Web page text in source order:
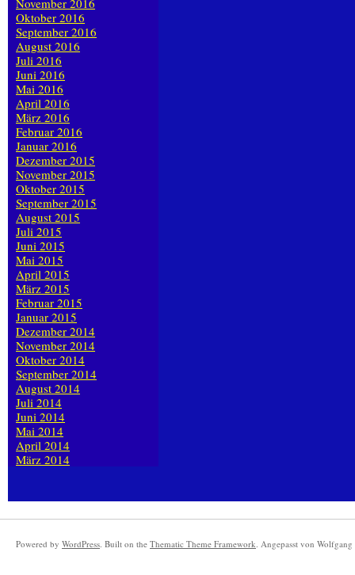
November 2016
Oktober 2016
September 2016
August 2016
Juli 2016
Juni 2016
Mai 2016
April 2016
März 2016
Februar 2016
Januar 2016
Dezember 2015
November 2015
Oktober 2015
September 2015
August 2015
Juli 2015
Juni 2015
Mai 2015
April 2015
März 2015
Februar 2015
Januar 2015
Dezember 2014
November 2014
Oktober 2014
September 2014
August 2014
Juli 2014
Juni 2014
Mai 2014
April 2014
März 2014
Powered by WordPress. Built on the Thematic Theme Framework. Angepasst von